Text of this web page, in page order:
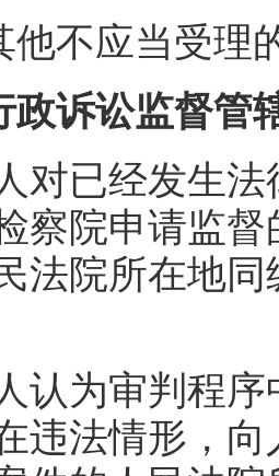
不应当受理
政诉讼监督管
已经发生法
察院申请监
法院所在地
为审判程序
违法情形，